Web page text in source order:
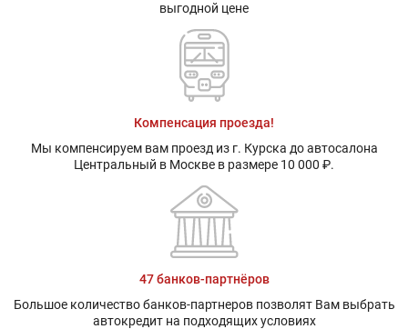
выгодной цене
Компенсация проезда!
Мы компенсируем вам проезд из г. Курска до автосалона
Центральный в Москве в размере 10 000 ₽.
47 банков-партнёров
Большое количество банков-партнеров позволят Вам выбрать
автокредит на подходящих условиях